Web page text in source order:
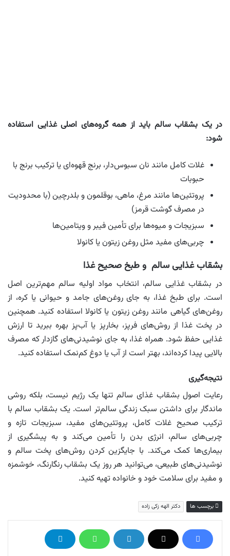
در یک بشقاب سالم باید از همه گروه‌های اصلی غذایی استفاده
شود:
غلات کامل مانند نان سبوس‌دار، برنج قهوه‌ای یا ترکیب برنج با
حبوبات
پروتئین‌ها مانند مرغ، ماهی، بوقلمون و بلدرچین (با محدودیت
در مصرف گوشت قرمز)
سبزیجات و میوه‌ها برای تأمین فیبر و ویتامین‌ها
چربی‌های مفید مثل روغن زیتون یا کانولا
بشقاب غذایی سالم و طبخ صحیح غذا
در بشقاب غذایی سالم، انتخاب مواد اولیه سالم مهم‌ترین اصل
است. برای طبخ غذا، به جای روغن‌های جامد و حیوانی یا کره، از
روغن‌های گیاهی مانند روغن زیتون یا کانولا استفاده کنید. همچنین
در پخت غذا از روش‌های فرپز، بخارپز یا آب‌پز بهره ببرید تا ارزش
غذایی حفظ شود. همراه غذا، به جای نوشیدنی‌های گازدار که مصرف
بالایی پیدا کرده‌اند، بهتر است از آب یا دوغ کم‌نمک استفاده کنید.
نتیجه‌گیری
رعایت اصول بشقاب غذای سالم تنها یک رژیم نیست، بلکه روشی
ماندگار برای داشتن سبک زندگی سالم‌تر است. یک بشقاب سالم با
ترکیب صحیح غلات کامل، پروتئین‌های مفید، سبزیجات تازه و
چربی‌های سالم، انرژی بدن را تأمین می‌کند و به پیشگیری از
بیماری‌ها کمک می‌کند. با جایگزین کردن روش‌های پخت سالم و
نوشیدنی‌های طبیعی، می‌توانید هر روز یک بشقاب رنگارنگ، خوشمزه
و مفید برای سلامت خود و خانواده تهیه کنید.
برچسب ها دکتر الهه زکی زاده